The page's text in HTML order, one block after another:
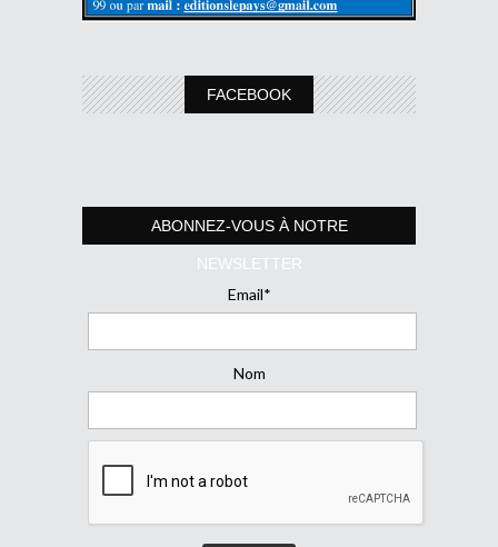
FACEBOOK
ABONNEZ-VOUS À NOTRE
NEWSLETTER
Email*
Nom